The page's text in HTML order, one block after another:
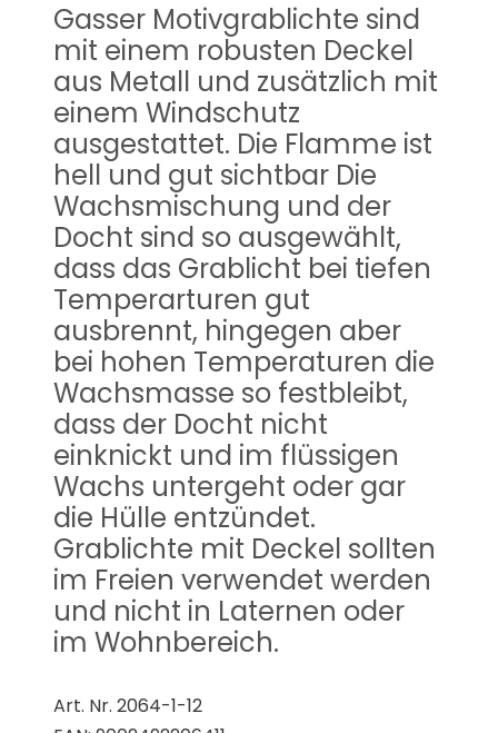
Gasser Motivgrablichte sind
mit einem robusten Deckel
aus Metall und zusätzlich mit
einem Windschutz
ausgestattet. Die Flamme ist
hell und gut sichtbar Die
Wachsmischung und der
Docht sind so ausgewählt,
dass das Grablicht bei tiefen
Temperarturen gut
ausbrennt, hingegen aber
bei hohen Temperaturen die
Wachsmasse so festbleibt,
dass der Docht nicht
einknickt und im flüssigen
Wachs untergeht oder gar
die Hülle entzündet.
Grablichte mit Deckel sollten
im Freien verwendet werden
und nicht in Laternen oder
im Wohnbereich.
Art. Nr. 2064-1-12